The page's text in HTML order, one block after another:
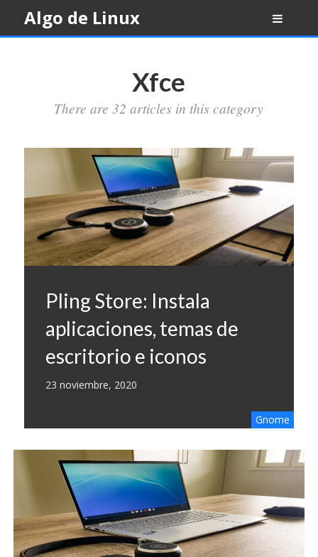
content
Algo de Linux
Xfce
There are 32 articles in this category
Pling Store: Instala
aplicaciones, temas de
escritorio e iconos
23 noviembre, 2020
Gnome